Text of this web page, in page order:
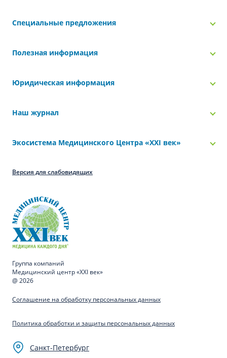
Специальные предложения
Полезная информация
Юридическая информация
Наш журнал
Экосистема Медицинского Центра «‎XXI век»
Версия для слабовидящих
Группа компаний
Медицинский центр «XXI век»
@ 2026
Соглашение на обработку персональных данных
Политика обработки и защиты персональных данных
Санкт-Петербург